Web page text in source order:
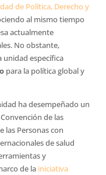
de Política, Derecho y
al mismo tiempo
actualmente
No obstante,
unidad específica
para la política global y
ha desempeñado un
de las
las Personas con
de salud
y
de la iniciativa